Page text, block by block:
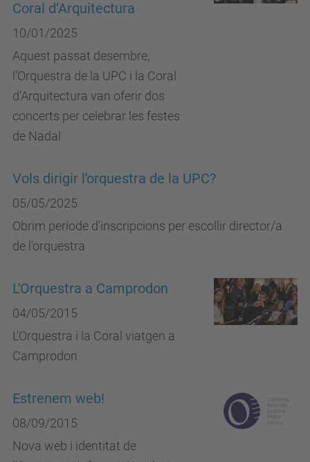
Coral d’Arquitectura
10/01/2025
Aquest passat desembre,
l’Orquestra de la UPC i la Coral
d’Arquitectura van oferir dos
concerts per celebrar les festes
de Nadal
Vols dirigir l'orquestra de la UPC?
05/05/2025
Obrim període d'inscripcions per escollir director/a
de l'orquestra
L'Orquestra a Camprodon
04/05/2015
L'Orquestra i la Coral viatgen a
Camprodon
Estrenem web!
08/09/2015
Nova web i identitat de